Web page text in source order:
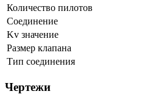
Количество пилотов
Соединение
Kv значение
Размер клапана
Тип соединения
Чертежи